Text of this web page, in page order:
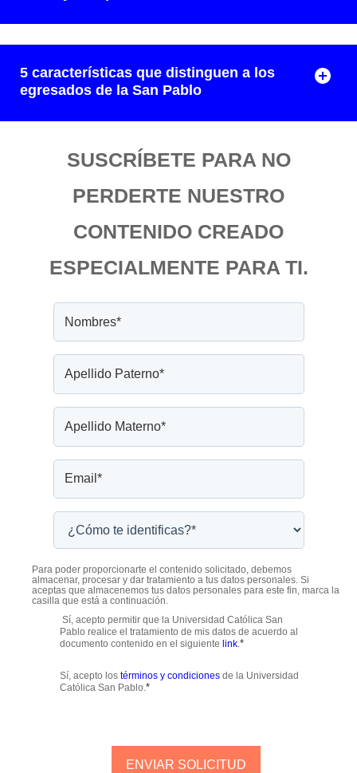
5 características que distinguen a los
egresados de la San Pablo
SUSCRÍBETE PARA NO
PERDERTE NUESTRO
CONTENIDO CREADO
ESPECIALMENTE PARA TI.
Para poder proporcionarte el contenido solicitado, debemos
almacenar, procesar y dar tratamiento a tus datos personales. Si
aceptas que almacenemos tus datos personales para este fin, marca la
casilla que está a continuación.
Sí, acepto permitir que la Universidad Católica San
Pablo realice el tratamiento de mis datos de acuerdo al
documento contenido en el siguiente link. *
Sí, acepto los términos y condicionesde la Universidad
Católica San Pablo. *